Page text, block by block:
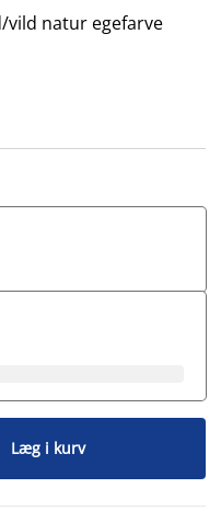
vild natur egefarve
Læg i kurv